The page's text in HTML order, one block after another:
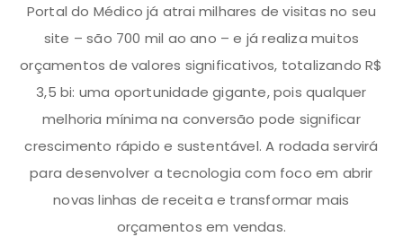
Portal do Médico já atrai milhares de visitas no seu
site – são 700 mil ao ano – e já realiza muitos
orçamentos de valores significativos, totalizando R$
3,5 bi: uma oportunidade gigante, pois qualquer
melhoria mínima na conversão pode significar
crescimento rápido e sustentável. A rodada servirá
para desenvolver a tecnologia com foco em abrir
novas linhas de receita e transformar mais
orçamentos em vendas.